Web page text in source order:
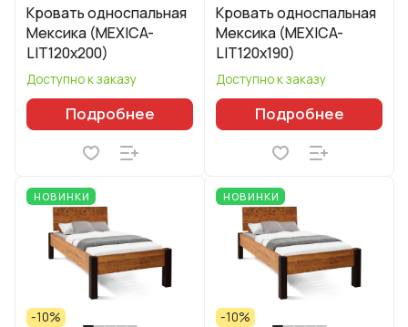
Кровать односпальная
Мексика (MEXICA-
LIT120х200)
Доступно к заказу
Подробнее
Кровать односпальная
Мексика (MEXICA-
LIT120х190)
Доступно к заказу
Подробнее
НОВИНКИ
-10%
НОВИНКИ
-10%